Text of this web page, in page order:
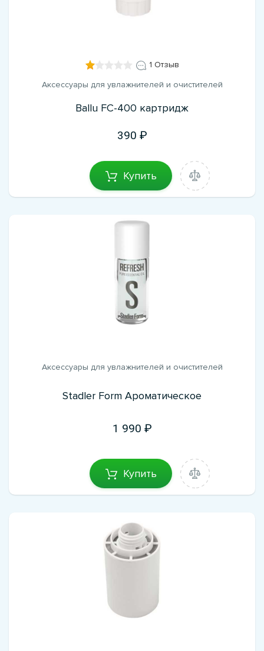
1 Отзыв
Аксессуары для увлажнителей и очистителей
Ballu FC-400 картридж
390
Купить
Аксессуары для увлажнителей и очистителей
Stadler Form Ароматическое
1 990
Купить